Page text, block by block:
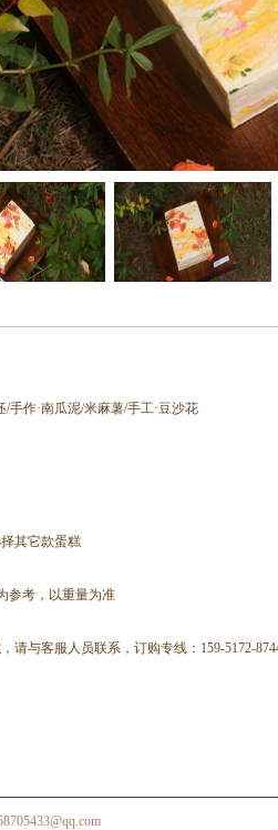
手作·南瓜泥/米麻薯/手工·豆沙花
其它款蛋糕
参考，以重量为准
请与客服人员联系，订购专线：159-5172-